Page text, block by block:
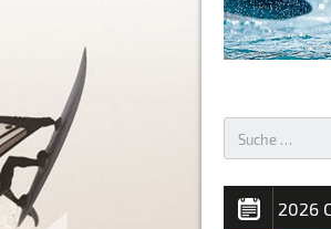
2026